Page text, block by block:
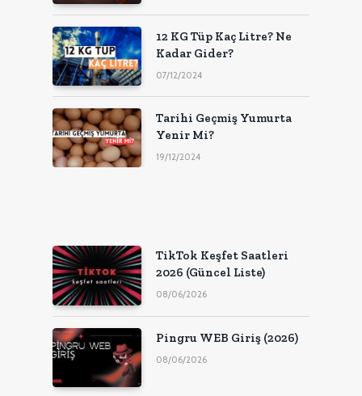
12 KG Tüp Kaç Litre? Ne
Kadar Gider?
07/12/2024
Tarihi Geçmiş Yumurta
Yenir Mi?
19/12/2024
TikTok Keşfet Saatleri
2026 (Güncel Liste)
08/06/2026
Pingru WEB Giriş (2026)
08/06/2026